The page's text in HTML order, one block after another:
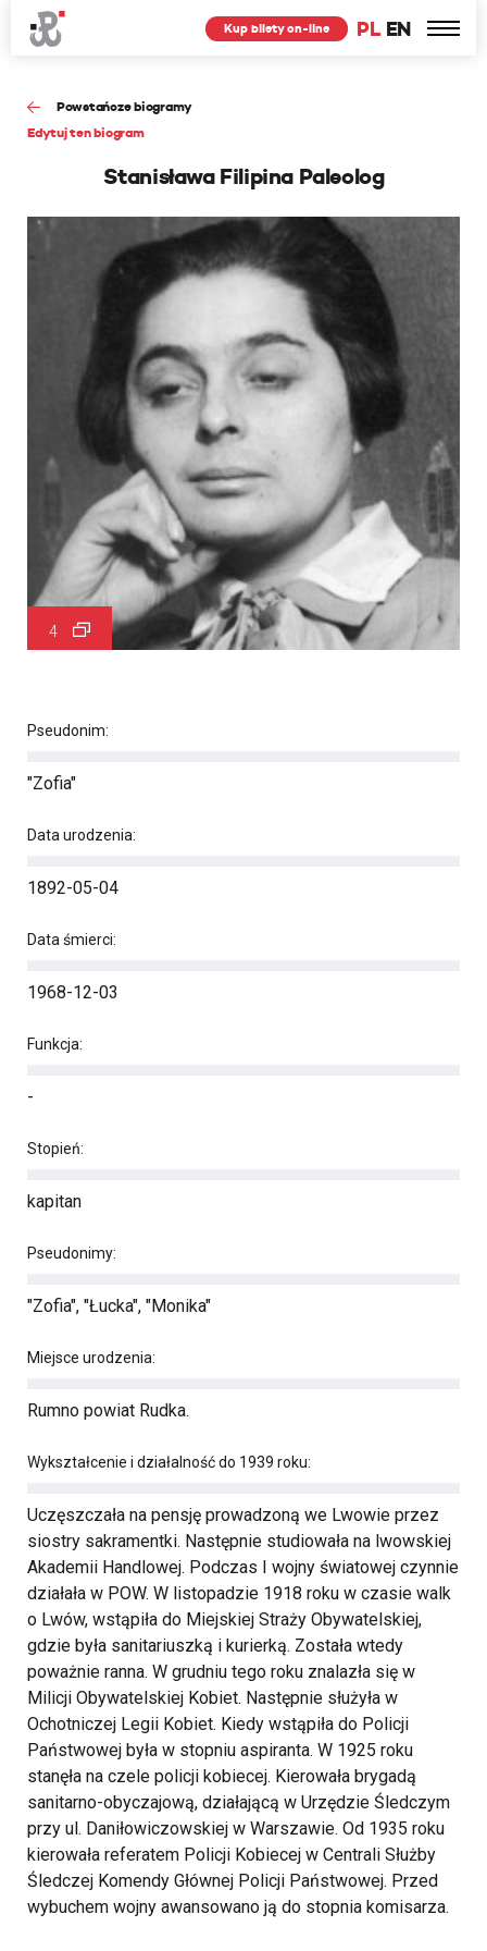
PL EN
Kup bilety on-line
Powstańcze biogramy
Edytuj ten biogram
Stanisława Filipina Paleolog
4
Pseudonim:
"Zofia"
Data urodzenia:
1892-05-04
Data śmierci:
1968-12-03
Funkcja:
-
Stopień:
kapitan
Pseudonimy:
"Zofia", "Łucka", "Monika"
Miejsce urodzenia:
Rumno powiat Rudka.
Wykształcenie i działalność do 1939 roku:
Uczęszczała na pensję prowadzoną we Lwowie przez
siostry sakramentki. Następnie studiowała na lwowskiej
Akademii Handlowej. Podczas I wojny światowej czynnie
działała w POW. W listopadzie 1918 roku w czasie walk
o Lwów, wstąpiła do Miejskiej Straży Obywatelskiej,
gdzie była sanitariuszką i kurierką. Została wtedy
poważnie ranna. W grudniu tego roku znalazła się w
Milicji Obywatelskiej Kobiet. Następnie służyła w
Ochotniczej Legii Kobiet. Kiedy wstąpiła do Policji
Państwowej była w stopniu aspiranta. W 1925 roku
stanęła na czele policji kobiecej. Kierowała brygadą
sanitarno-obyczajową, działającą w Urzędzie Śledczym
przy ul. Daniłowiczowskiej w Warszawie. Od 1935 roku
kierowała referatem Policji Kobiecej w Centrali Służby
Śledczej Komendy Głównej Policji Państwowej. Przed
wybuchem wojny awansowano ją do stopnia komisarza.